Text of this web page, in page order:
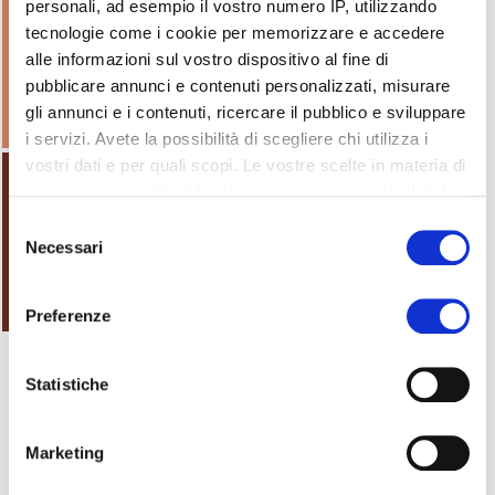
personali, ad esempio il vostro numero IP, utilizzando
tecnologie come i cookie per memorizzare e accedere
alle informazioni sul vostro dispositivo al fine di
pubblicare annunci e contenuti personalizzati, misurare
gli annunci e i contenuti, ricercare il pubblico e sviluppare
i servizi. Avete la possibilità di scegliere chi utilizza i
vostri dati e per quali scopi. Le vostre scelte in materia di
modificare o revocare il proprio consenso in qualsiasi
momento dalla Dichiarazione sui cookie o facendo clic
raccogliere informazioni sulla tua posizione
geografica, con un'approssimazione di qualche
Identificare il tuo dispositivo, scansionandolo
delNecessari
Preferenze
Statistiche
Marketing
Vai al form Richiedi informazioni